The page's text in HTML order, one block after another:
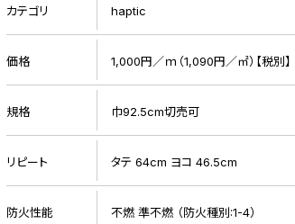
カテゴリ haptic
価格 1,000円／ｍ（1,090円／㎡）【税別】
規格 巾92.5cm切売可
リピート タテ 64cm ヨコ 46.5cm
防火性能 不燃 準不燃 （防火種別:1-4）